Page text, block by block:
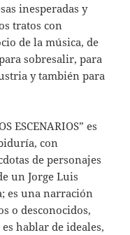
inesperadas y
tratos con
de la música, de
sobresalir, para
y también para
ESCENARIOS” es
con
de personajes
un Jorge Luis
es una narración
o desconocidos,
hablar de ideales,